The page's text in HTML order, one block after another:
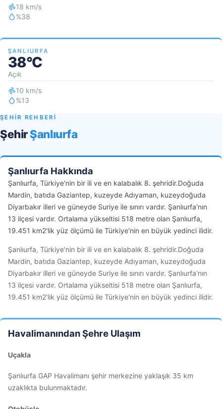
18 km/s
%38
ŞANLIURFA
38°C
Açık
10 km/s
%13
ŞEHİR REHBERİ
ŞehirŞanlıurfa
Şanlıurfa Hakkında
Şanlıurfa, Türkiye'nin bir ili ve en kalabalık 8. şehridir.Doğuda
Mardin, batıda Gaziantep, kuzeyde Adıyaman, kuzeydoğuda
Diyarbakır illeri ve güneyde Suriye ile sınırı vardır. Şanlıurfa'nın
13 ilçesi vardır. Ortalama yükseltisi 518 metre olan Şanlıurfa,
19.451 km2'lik yüz ölçümü ile Türkiye'nin en büyük yedinci ilidir.
Şanlıurfa, Türkiye'nin bir ili ve en kalabalık 8. şehridir.Doğuda
Mardin, batıda Gaziantep, kuzeyde Adıyaman, kuzeydoğuda
Diyarbakır illeri ve güneyde Suriye ile sınırı vardır. Şanlıurfa'nın
13 ilçesi vardır. Ortalama yükseltisi 518 metre olan Şanlıurfa,
19.451 km2'lik yüz ölçümü ile Türkiye'nin en büyük yedinci ilidir.
Havalimanından Şehre Ulaşım
Uçakla
Şanlıurfa GAP Havalimanı şehir merkezine yaklaşık 35 km
uzaklıkta bulunmaktadır.